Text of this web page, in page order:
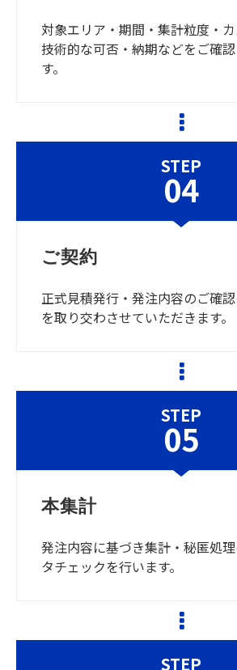
対象エリア・期間・集計粒度・カ
技術的な可否・納期などをご確
す。
STEP
04
ご契約
正式見積発行・発注内容のご確
を取り交わさせていただきます。
STEP
05
本集計
発注内容に基づき集計・秘匿処
タチェックを行います。
STEP